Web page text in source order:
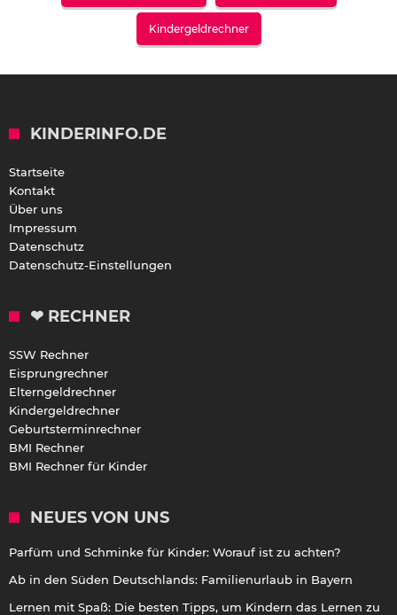
Kindergeldrechner
KINDERINFO.DE
Startseite
Kontakt
Über uns
Impressum
Datenschutz
Datenschutz-Einstellungen
❤ RECHNER
SSW Rechner
Eisprungrechner
Elterngeldrechner
Kindergeldrechner
Geburtsterminrechner
BMI Rechner
BMI Rechner für Kinder
NEUES VON UNS
Parfüm und Schminke für Kinder: Worauf ist zu achten?
Ab in den Süden Deutschlands: Familienurlaub in Bayern
Lernen mit Spaß: Die besten Tipps, um Kindern das Lernen zu